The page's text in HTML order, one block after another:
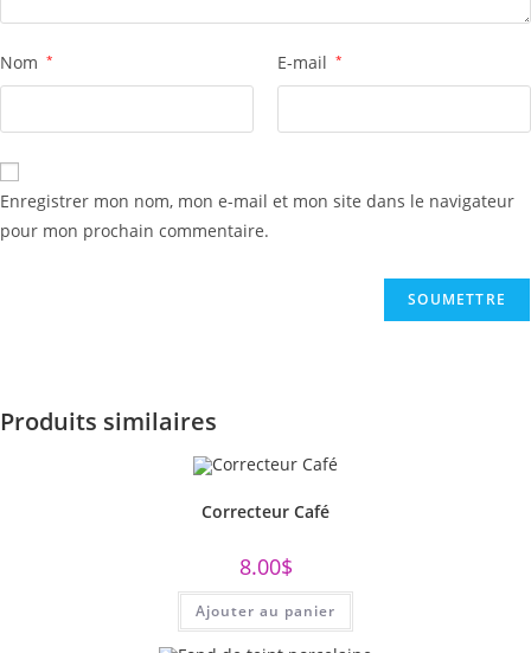
Nom * E-mail *
Enregistrer mon nom, mon e-mail et mon site dans le navigateur
pour mon prochain commentaire.
Produits similaires
Correcteur Café
8.00$
Ajouter au panier